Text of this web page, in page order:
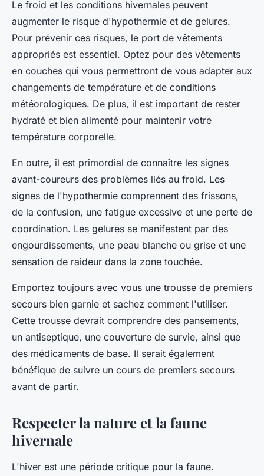
Le froid et les conditions hivernales peuvent
augmenter le risque d'hypothermie et de gelures.
Pour prévenir ces risques, le port de vêtements
appropriés est essentiel. Optez pour des vêtements
en couches qui vous permettront de vous adapter aux
changements de température et de conditions
météorologiques. De plus, il est important de rester
hydraté et bien alimenté pour maintenir votre
température corporelle.
En outre, il est primordial de connaître les signes
avant-coureurs des problèmes liés au froid. Les
signes de l'hypothermie comprennent des frissons,
de la confusion, une fatigue excessive et une perte de
coordination. Les gelures se manifestent par des
engourdissements, une peau blanche ou grise et une
sensation de raideur dans la zone touchée.
Emportez toujours avec vous une trousse de premiers
secours bien garnie et sachez comment l'utiliser.
Cette trousse devrait comprendre des pansements,
un antiseptique, une couverture de survie, ainsi que
des médicaments de base. Il serait également
bénéfique de suivre un cours de premiers secours
avant de partir.
Respecter la nature et la faune
hivernale
L'hiver est une période critique pour la faune.